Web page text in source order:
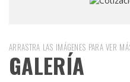
ARRASTRA LAS IMÁGENES PARA VER
GALERÍA